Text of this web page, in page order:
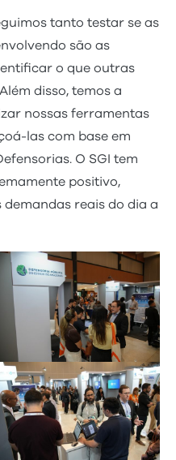
tanto testar se as
são as
o que outras
disso, temos a
nossas ferramentas
las com base em
O SGI tem
positivo,
reais do dia a